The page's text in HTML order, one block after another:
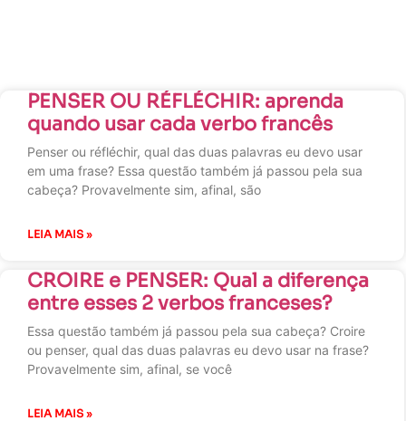
PENSER OU RÉFLÉCHIR: aprenda
quando usar cada verbo francês
Penser ou réfléchir, qual das duas palavras eu devo usar
em uma frase? Essa questão também já passou pela sua
cabeça? Provavelmente sim, afinal, são
LEIA MAIS »
CROIRE e PENSER: Qual a diferença
entre esses 2 verbos franceses?
Essa questão também já passou pela sua cabeça? Croire
ou penser, qual das duas palavras eu devo usar na frase?
Provavelmente sim, afinal, se você
LEIA MAIS »